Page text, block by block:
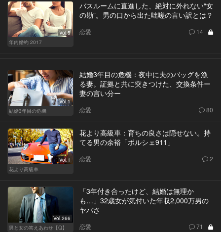
Vol.5
年内婚約 2017
バスルームに直進した、絶対に外れない“女
の勘”。男の口から出た咄嗟の言い訳とは？
恋愛 14
Vol.1
結婚3年目の危機
結婚3年目の危機：夜中に夫のバッグを漁
る妻。証拠と共に突きつけた、交換条件ー
妻の言い分ー
恋愛 80
Vol.1
花より高級車
花より高級車：育ちの良さは隠せない。持
てる男の余裕「ポルシェ911」
恋愛 2
Vol.266
男と女の答えあわせ【Q】
「3年付き合ったけど、結婚は無理か
も…」32歳女が気付いた年収2,000万男の
ヤバさ
恋愛 71